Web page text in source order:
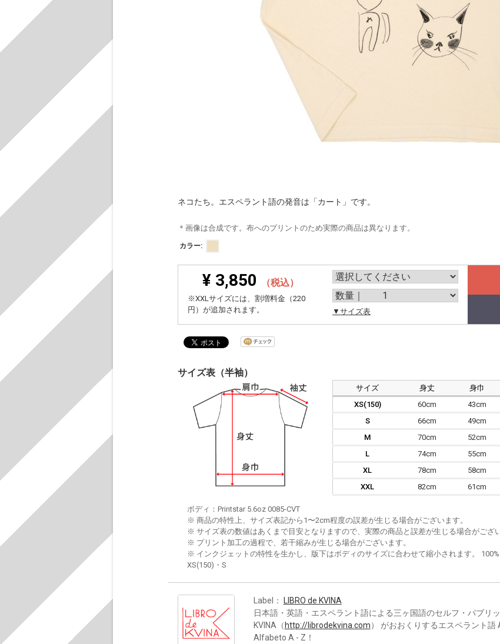
ネコたち。エスペラント語の発音は「カート」です。
＊画像は合成です。布へのプリントのため実際の商品は異なります。
カラー:
¥ 3,850 （税込）
※XXLサイズには、割増料金（220
円）が追加されます。
▼サイズ表
サイズ表（半袖）
サイズ 身丈 身巾
XS(150)
60cm 43cm
S
66cm 49cm
M
70cm 52cm
L
74cm 55cm
XL
78cm 58cm
XXL
82cm 61cm
ボディ：Printstar 5.6oz 0085-CVT
※ 商品の特性上、サイズ表記から1〜2cm程度の誤差が生じる場合がございます。
※ サイズ表の数値はあくまで目安となりますので、実際の商品と誤差が生じる場合がござい
※ プリント加工の過程で、若干縮みが生じる場合がございます。
※ インクジェットの特性を生かし、版下はボディのサイズに合わせて縮小されます。 100%
XS(150)・S
Label：
LIBRO de KVINA
日本語・英語・エスペラント語による三ヶ国語のセルフ・パブリ
KVINA（ http://librodekvina.com） がおおくりするエスペラント
Alfabeto A - Z！